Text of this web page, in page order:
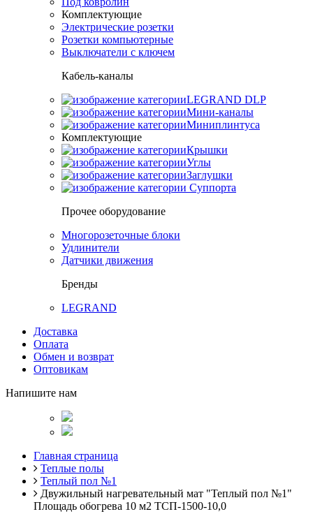
Комплектующие
Электрические розетки
Розетки компьютерные
Выключатели с ключем
Кабель-каналы
LEGRAND DLP
Мини-каналы
Миниплинтуса
Комплектующие
Крышки
Углы
Заглушки
Суппорта
Прочее оборудование
Многорозеточные блоки
Удлинители
Датчики движения
Бренды
LEGRAND
Доставка
Оплата
Обмен и возврат
Оптовикам
Напишите нам
Главная страница
Теплые полы
Теплый пол №1
Двужильный нагревательный мат "Теплый пол №1"
Площадь обогрева 10 м2 ТСП-1500-10,0